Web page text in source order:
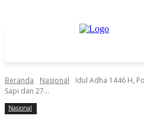
Beranda Nasional
Idul Adha 1446 H,
Sapi dan 27...
Nasional